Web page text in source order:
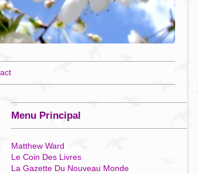
Menu Principal
Matthew Ward
Le Coin Des Livres
La Gazette Du Nouveau Monde